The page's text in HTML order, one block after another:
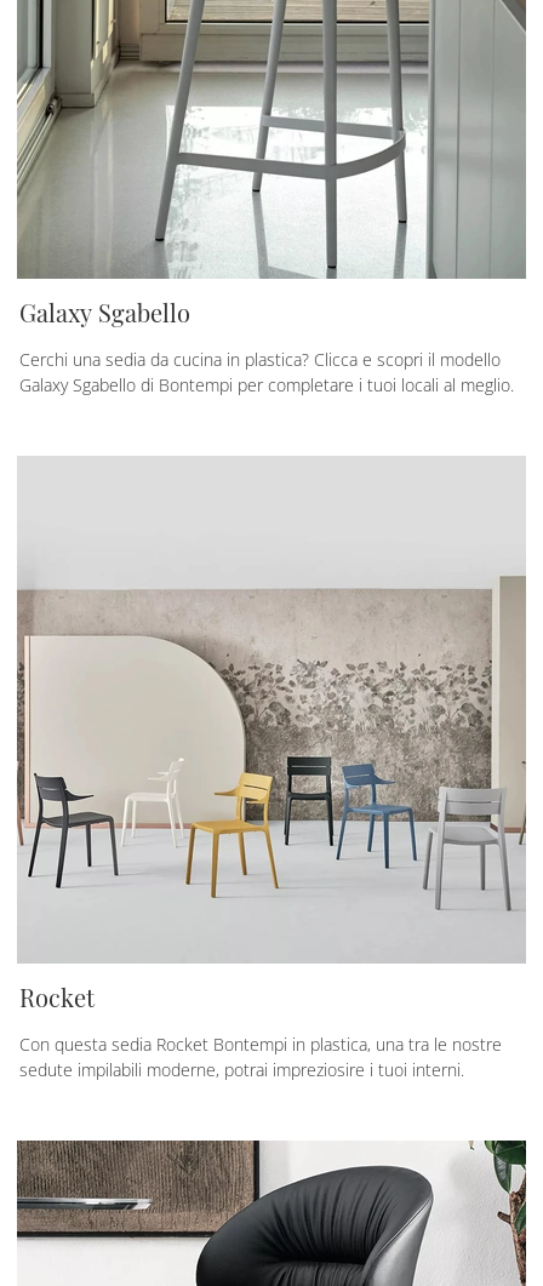
Galaxy Sgabello
Cerchi una sedia da cucina in plastica? Clicca e scopri il modello
Galaxy Sgabello di Bontempi per completare i tuoi locali al meglio.
Rocket
Con questa sedia Rocket Bontempi in plastica, una tra le nostre
sedute impilabili moderne, potrai impreziosire i tuoi interni.